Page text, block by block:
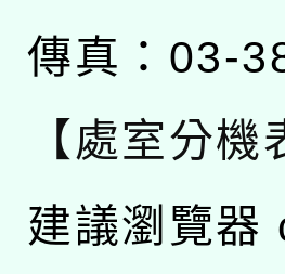
傳真：03-
【處室分機
建議瀏覽器